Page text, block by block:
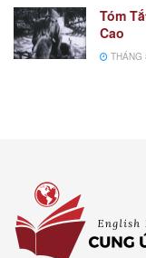
Tóm
Cao
THÁNG